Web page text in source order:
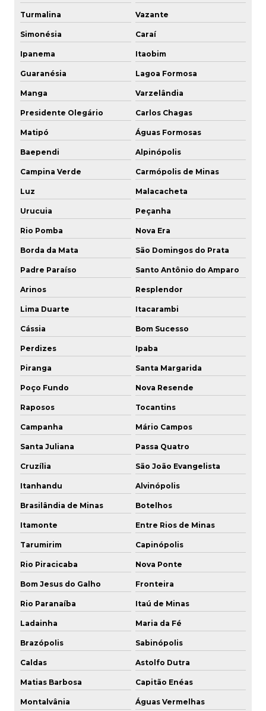
Turmalina Vazante
Simonésia Caraí
Ipanema Itaobim
Guaranésia Lagoa Formosa
Manga Varzelândia
Presidente Olegário Carlos Chagas
Matipó Águas Formosas
Baependi Alpinópolis
Campina Verde Carmópolis de Minas
Luz Malacacheta
Urucuia Peçanha
Rio Pomba Nova Era
Borda da Mata São Domingos do Prata
Padre Paraíso Santo Antônio do Amparo
Arinos Resplendor
Lima Duarte Itacarambi
Cássia Bom Sucesso
Perdizes Ipaba
Piranga Santa Margarida
Poço Fundo Nova Resende
Raposos Tocantins
Campanha Mário Campos
Santa Juliana Passa Quatro
Cruzília São João Evangelista
Itanhandu Alvinópolis
Brasilândia de Minas Botelhos
Itamonte Entre Rios de Minas
Tarumirim Capinópolis
Rio Piracicaba Nova Ponte
Bom Jesus do Galho Fronteira
Rio Paranaíba Itaú de Minas
Ladainha Maria da Fé
Brazópolis Sabinópolis
Caldas Astolfo Dutra
Matias Barbosa Capitão Enéas
Montalvânia Águas Vermelhas